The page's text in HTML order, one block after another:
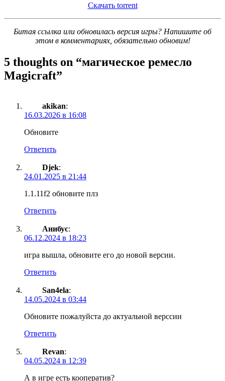
Скачать torrent
Битая ссылка или обновилась версия игры? Напишите об
этом в комментариях, обязательно обновим!
5 thoughts on “магическое ремесло
Magicraft”
akikan:
16.03.2026 в 16:08
Обновите
Ответить
Djek:
24.01.2025 в 21:44
1.1.11f2 обновите плз
Ответить
Анибус:
06.12.2024 в 18:23
игра вышла, обновите его до новой версии.
Ответить
San4ela:
14.05.2024 в 03:44
Обновите пожалуйста до актуальной верссии
Ответить
Revan:
04.05.2024 в 12:39
А в игре есть кооператив?